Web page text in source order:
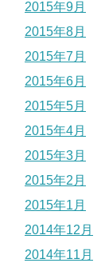
2015年9月
2015年8月
2015年7月
2015年6月
2015年5月
2015年4月
2015年3月
2015年2月
2015年1月
2014年12月
2014年11月